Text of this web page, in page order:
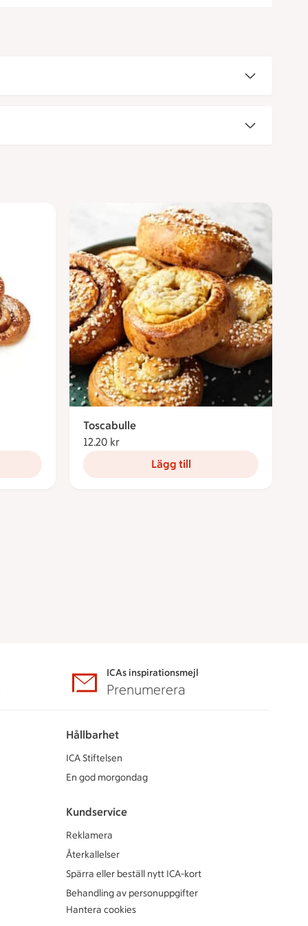
Toscabulle
12.20 kr
Lägg till
ICAs inspirationsmejl
Prenumerera
Hållbarhet
ICA Stiftelsen
En god morgondag
Kundservice
Reklamera
Återkallelser
Spärra eller beställ nytt ICA-kort
Behandling av personuppgifter
Hantera cookies